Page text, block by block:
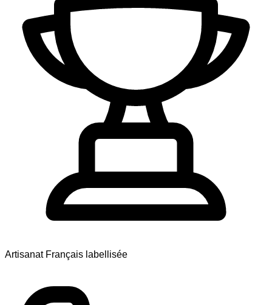
Artisanat Français labellisée